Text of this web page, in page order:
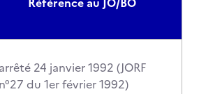
arrêté 24 janvier 1992 (JORF
n°27 du 1er février 1992)